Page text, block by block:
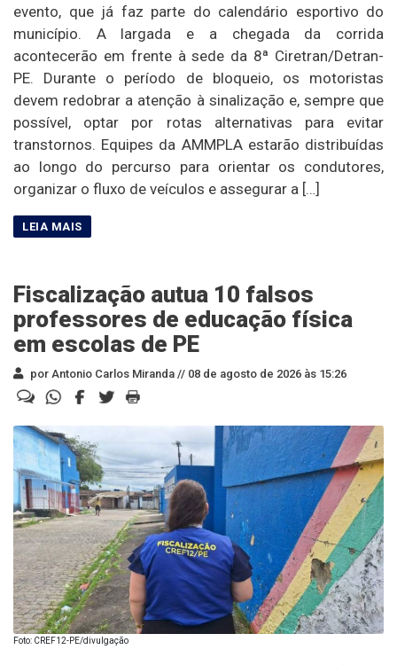
evento, que já faz parte do calendário esportivo do
município. A largada e a chegada da corrida
acontecerão em frente à sede da 8ª Ciretran/Detran-
PE. Durante o período de bloqueio, os motoristas
devem redobrar a atenção à sinalização e, sempre que
possível, optar por rotas alternativas para evitar
transtornos. Equipes da AMMPLA estarão distribuídas
ao longo do percurso para orientar os condutores,
organizar o fluxo de veículos e assegurar a […]
Fiscalização autua 10 falsos
professores de educação física
em escolas de PE
por Antonio Carlos Miranda // 08 de agosto de 2026 às 15:26
Foto: CREF12-PE/divulgação